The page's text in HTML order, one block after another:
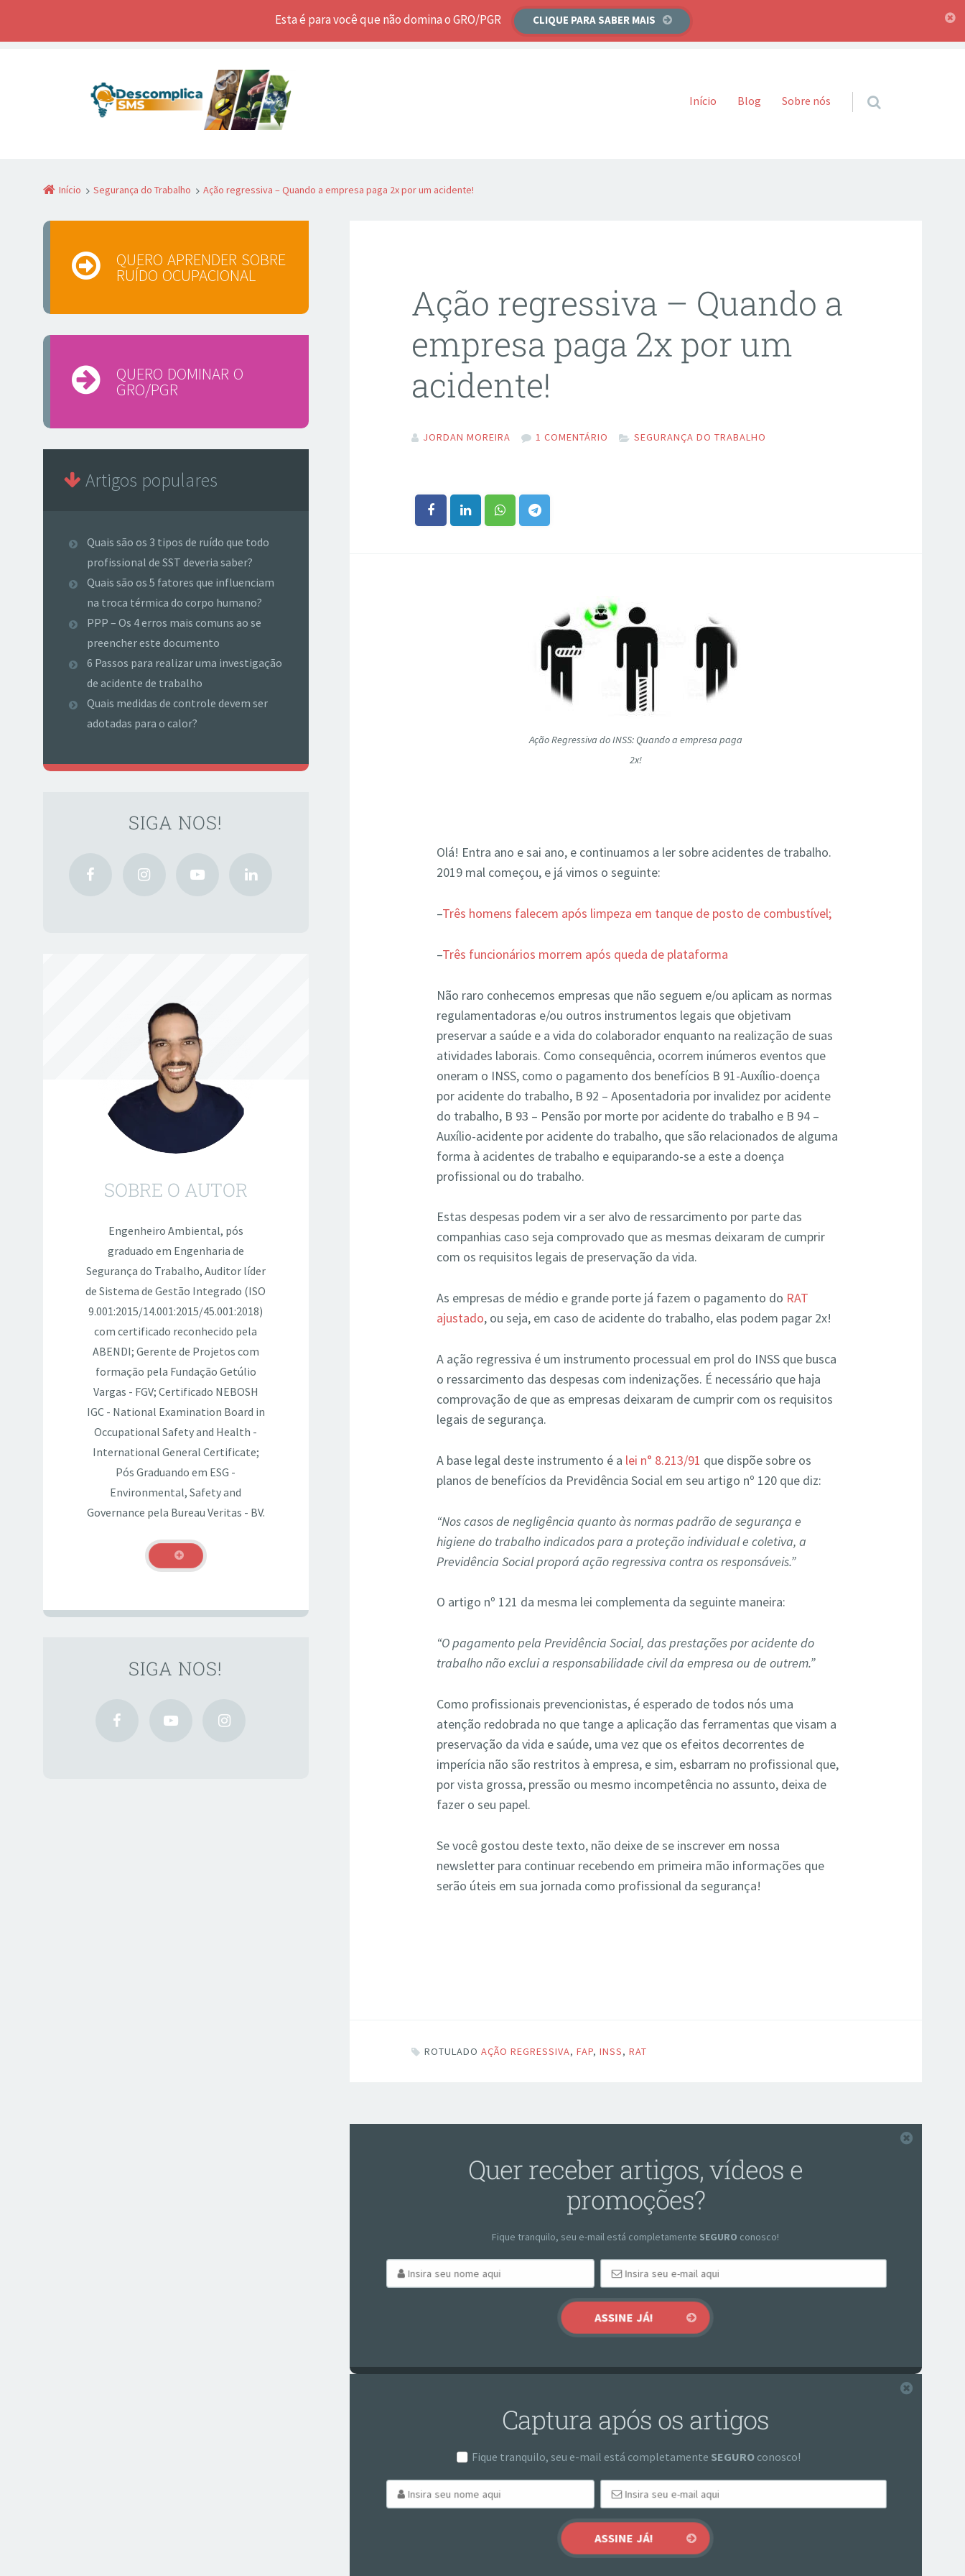
Esta é para você que não domina o GRO/PGR CLIQUE PARA SABER MAIS
Pular para o conteúdo
Início Blog Sobre nós
Início Segurança do Trabalho Ação regressiva – Quando a empresa paga 2x por um acidente!
Ação regressiva – Quando a
empresa paga 2x por um
acidente!
JORDAN MOREIRA 1 COMENTÁRIO SEGURANÇA DO TRABALHO
Ação Regressiva do INSS: Quando a empresa paga
2x!
Olá! Entra ano e sai ano, e continuamos a ler sobre acidentes de trabalho.
2019 mal começou, e já vimos o seguinte:
–Três homens falecem após limpeza em tanque de posto de combustível;
–Três funcionários morrem após queda de plataforma
Não raro conhecemos empresas que não seguem e/ou aplicam as normas
regulamentadoras e/ou outros instrumentos legais que objetivam
preservar a saúde e a vida do colaborador enquanto na realização de suas
atividades laborais. Como consequência, ocorrem inúmeros eventos que
oneram o INSS, como o pagamento dos benefícios B 91-Auxílio-doença
por acidente do trabalho, B 92 – Aposentadoria por invalidez por acidente
do trabalho, B 93 – Pensão por morte por acidente do trabalho e B 94 –
Auxílio-acidente por acidente do trabalho, que são relacionados de alguma
forma à acidentes de trabalho e equiparando-se a este a doença
profissional ou do trabalho.
Estas despesas podem vir a ser alvo de ressarcimento por parte das
companhias caso seja comprovado que as mesmas deixaram de cumprir
com os requisitos legais de preservação da vida.
As empresas de médio e grande porte já fazem o pagamento do RAT
ajustado, ou seja, em caso de acidente do trabalho, elas podem pagar 2x!
A ação regressiva é um instrumento processual em prol do INSS que busca
o ressarcimento das despesas com indenizações. É necessário que haja
comprovação de que as empresas deixaram de cumprir com os requisitos
legais de segurança.
A base legal deste instrumento é a lei n° 8.213/91 que dispõe sobre os
planos de benefícios da Previdência Social em seu artigo nº 120 que diz:
“Nos casos de negligência quanto às normas padrão de segurança e
higiene do trabalho indicados para a proteção individual e coletiva, a
Previdência Social proporá ação regressiva contra os responsáveis.”
O artigo nº 121 da mesma lei complementa da seguinte maneira:
“O pagamento pela Previdência Social, das prestações por acidente do
trabalho não exclui a responsabilidade civil da empresa ou de outrem.”
Como profissionais prevencionistas, é esperado de todos nós uma
atenção redobrada no que tange a aplicação das ferramentas que visam a
preservação da vida e saúde, uma vez que os efeitos decorrentes de
imperícia não são restritos à empresa, e sim, esbarram no profissional que,
por vista grossa, pressão ou mesmo incompetência no assunto, deixa de
fazer o seu papel.
Se você gostou deste texto, não deixe de se inscrever em nossa
newsletter para continuar recebendo em primeira mão informações que
serão úteis em sua jornada como profissional da segurança!
ROTULADOAÇÃO REGRESSIVA,FAP,INSS,RAT
Quer receber artigos, vídeos e
promoções?
Fique tranquilo, seu e-mail está completamente SEGURO conosco!
Captura após os artigos
Fique tranquilo, seu e-mail está completamente SEGURO conosco!
QUERO APRENDER SOBRE
RUÍDO OCUPACIONAL
QUERO DOMINAR O
GRO/PGR
Artigos populares
Quais são os 3 tipos de ruído que todo
profissional de SST deveria saber?
Quais são os 5 fatores que influenciam
na troca térmica do corpo humano?
PPP – Os 4 erros mais comuns ao se
preencher este documento
6 Passos para realizar uma investigação
de acidente de trabalho
Quais medidas de controle devem ser
adotadas para o calor?
SIGA NOS!
SOBRE O AUTOR
Engenheiro Ambiental, pós
graduado em Engenharia de
Segurança do Trabalho, Auditor líder
de Sistema de Gestão Integrado (ISO
9.001:2015/14.001:2015/45.001:2018)
com certificado reconhecido pela
ABENDI; Gerente de Projetos com
formação pela Fundação Getúlio
Vargas - FGV; Certificado NEBOSH
IGC - National Examination Board in
Occupational Safety and Health -
International General Certificate;
Pós Graduando em ESG -
Environmental, Safety and
Governance pela Bureau Veritas - BV.
SIGA NOS!